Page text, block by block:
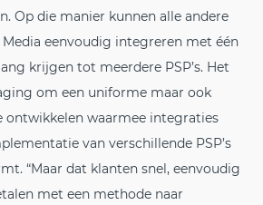
Op die manier kunnen alle andere
eenvoudig integreren met één
krijgen tot meerdere PSP’s. Het
om een uniforme maar ook
ontwikkelen waarmee integraties
van verschillende PSP’s
“Maar dat klanten snel, eenvoudig
met een methode naar